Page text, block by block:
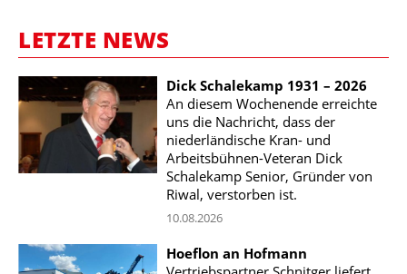
LETZTE NEWS
Dick Schalekamp 1931 – 2026
An diesem Wochenende erreichte
uns die Nachricht, dass der
niederländische Kran- und
Arbeitsbühnen-Veteran Dick
Schalekamp Senior, Gründer von
Riwal, verstorben ist.
10.08.2026
Hoeflon an Hofmann